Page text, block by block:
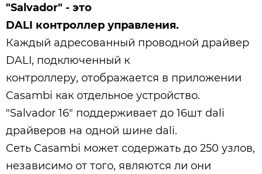
"Salvador" - это
DALI контроллер управления.
Каждый адресованный проводной драйвер
DALI, подключенный к
контроллеру, отображается в приложении
Casambi как отдельное устройство.
"Salvador 16" поддерживает до 16шт dali
драйверов на одной шине dali.
Сеть Casambi может содержать до 250 узлов,
независимо от того, являются ли они